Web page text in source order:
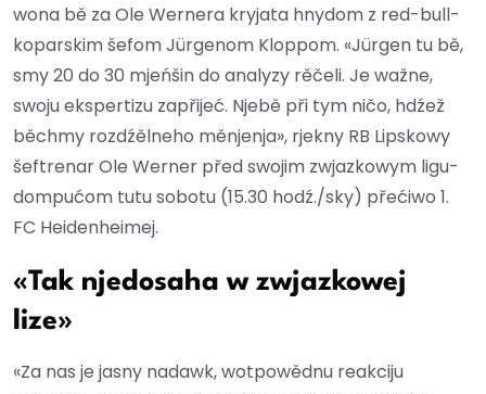
wona bě za Ole Wernera kryjata hnydom z red-bull-
koparskim šefom Jürgenom Kloppom. «Jürgen tu bě,
smy 20 do 30 mjeńšin do analyzy rěčeli. Je wažne,
swoju ekspertizu zapřijeć. Njebě při tym ničo, hdźež
běchmy rozdźělneho měnjenja», rjekny RB Lipskowy
šeftrenar Ole Werner před swojim zwjazkowym ligu-
dompućom tutu sobotu (15.30 hodź./sky) přećiwo 1.
FC Heidenheimej.
«Tak njedosaha w zwjazkowej
lize»
«Za nas je jasny nadawk, wotpowědnu reakciju